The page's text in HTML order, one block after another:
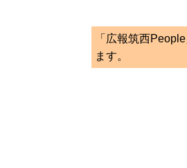
「広報筑西
ます。